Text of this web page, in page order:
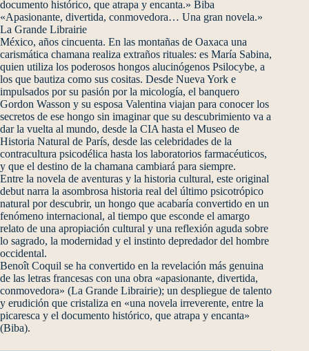
documento histórico, que atrapa y encanta.» Biba
«Apasionante, divertida, conmovedora… Una gran novela.»
La Grande Librairie
México, años cincuenta. En las montañas de Oaxaca una
carismática chamana realiza extraños rituales: es María Sabina,
quien utiliza los poderosos hongos alucinógenos Psilocybe, a
los que bautiza como sus cositas. Desde Nueva York e
impulsados por su pasión por la micología, el banquero
Gordon Wasson y su esposa Valentina viajan para conocer los
secretos de ese hongo sin imaginar que su descubrimiento va a
dar la vuelta al mundo, desde la CIA hasta el Museo de
Historia Natural de París, desde las celebridades de la
contracultura psicodélica hasta los laboratorios farmacéuticos,
y que el destino de la chamana cambiará para siempre.
Entre la novela de aventuras y la historia cultural, este original
debut narra la asombrosa historia real del último psicotrópico
natural por descubrir, un hongo que acabaría convertido en un
fenómeno internacional, al tiempo que esconde el amargo
relato de una apropiación cultural y una reflexión aguda sobre
lo sagrado, la modernidad y el instinto depredador del hombre
occidental.
Benoît Coquil se ha convertido en la revelación más genuina
de las letras francesas con una obra «apasionante, divertida,
conmovedora» (La Grande Librairie); un despliegue de talento
y erudición que cristaliza en «una novela irreverente, entre la
picaresca y el documento histórico, que atrapa y encanta»
(Biba).